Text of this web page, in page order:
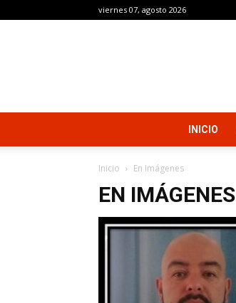
viernes 07, agosto 2026
INICIO
Inicio En Imágenes
EN IMÁGENES